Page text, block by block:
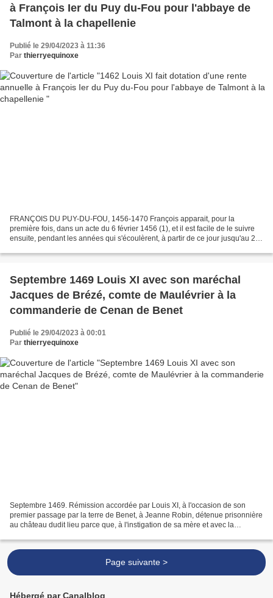
à François Ier du Puy du-Fou pour l'abbaye de
Talmont à la chapellenie
Publié le 29/04/2023 à 11:36
Par thierryequinoxe
FRANÇOIS DU PUY-DU-FOU, 1456-1470 François apparait, pour la
première fois, dans un acte du 6 février 1456 (1), et il est facile de le suivre
ensuite, pendant les années qui s'écoulèrent, à partir de ce jour jusqu'au 27
Septembre 1469 Louis XI avec son maréchal
Jacques de Brézé, comte de Maulévrier à la
commanderie de Cenan de Benet
Publié le 29/04/2023 à 00:01
Par thierryequinoxe
Septembre 1469. Rémission accordée par Louis XI, à l'occasion de son
premier passage par la terre de Benet, à Jeanne Robin, détenue prisonnière
au château dudit lieu parce que, à l'instigation de sa mère et avec la
Page suivante >
Hébergé par Canalblog